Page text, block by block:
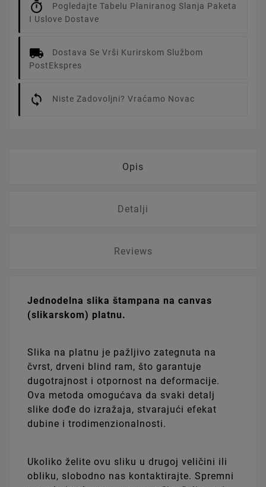
Pogledajte Tabelu Planiranog Slanja Paketa
I Uslove Dostave
Dostava Se Vrši Kurirskom Službom
PostEkspres
Niste Zadovoljni? Vraćamo Novac
Opis
Detalji
Reviews
Jednodelna slika štampana na canvas
(slikarskom) platnu.
Slika na platnu je pažljivo zategnuta na
čvrst, drveni blind ram, što garantuje
dugotrajnost i otpornost na deformacije.
Ova metoda omogućava da svaki detalj
slike dođe do izražaja, stvarajući efekat
dubine i trodimenzionalnosti.
Ukoliko želite ovu sliku u drugoj veličini ili
obliku, slobodno nas kontaktirajte. Spremni